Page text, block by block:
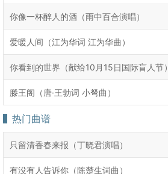
你像一杯醉人的酒（雨中百合演唱）
爱暖人间（江为华词 江为华曲）
你看到的世界（献给10月15日国际盲人节）
滕王阁（唐·王勃词 小弩曲）
热门曲谱
只留清香春来报（丁晓君演唱）
有没有人告诉你（陈楚生词曲）